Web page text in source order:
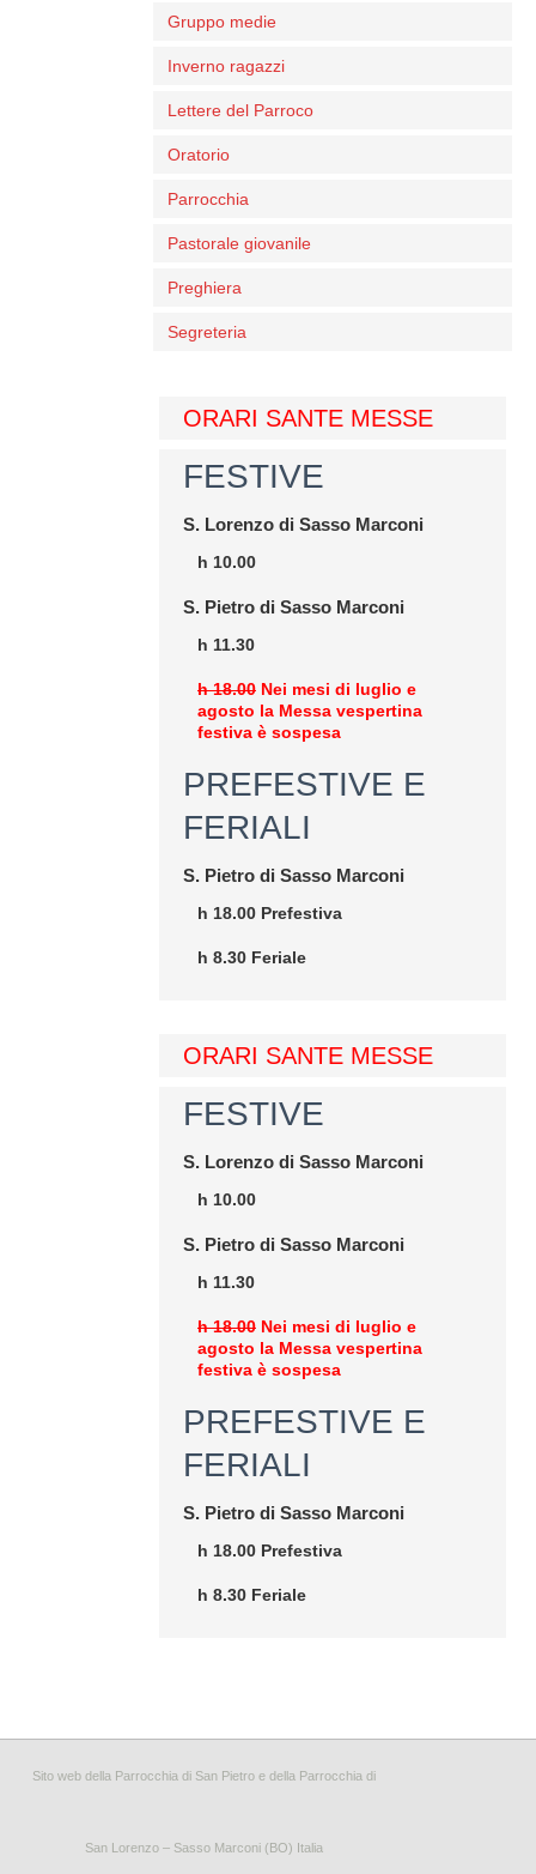
Gruppo medie
Inverno ragazzi
Lettere del Parroco
Oratorio
Parrocchia
Pastorale giovanile
Preghiera
Segreteria
ORARI SANTE MESSE
FESTIVE
S. Lorenzo di Sasso Marconi
h 10.00
S. Pietro di Sasso Marconi
h 11.30
h 18.00 Nei mesi di luglio e
agosto la Messa vespertina
festiva è sospesa
PREFESTIVE E
FERIALI
S. Pietro di Sasso Marconi
h 18.00 Prefestiva
h 8.30 Feriale
ORARI SANTE MESSE
FESTIVE
S. Lorenzo di Sasso Marconi
h 10.00
S. Pietro di Sasso Marconi
h 11.30
h 18.00 Nei mesi di luglio e
agosto la Messa vespertina
festiva è sospesa
PREFESTIVE E
FERIALI
S. Pietro di Sasso Marconi
h 18.00 Prefestiva
h 8.30 Feriale
Sito web della Parrocchia di San Pietro e della Parrocchia di
San Lorenzo – Sasso Marconi (BO) Italia